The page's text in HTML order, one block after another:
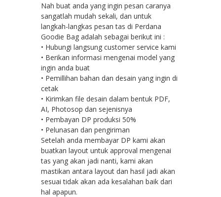
Nah buat anda yang ingin pesan caranya
sangatlah mudah sekali, dan untuk
langkah-langkas pesan tas di Perdana
Goodie Bag adalah sebagai berikut ini :
• Hubungi langsung customer service kami
• Berikan informasi mengenai model yang
ingin anda buat
• Pemillihan bahan dan desain yang ingin di
cetak
• Kirimkan file desain dalam bentuk PDF,
AI, Photosop dan sejenisnya
• Pembayan DP produksi 50%
• Pelunasan dan pengiriman
Setelah anda membayar DP kami akan
buatkan layout untuk approval mengenai
tas yang akan jadi nanti, kami akan
mastikan antara layout dan hasil jadi akan
sesuai tidak akan ada kesalahan baik dari
hal apapun.